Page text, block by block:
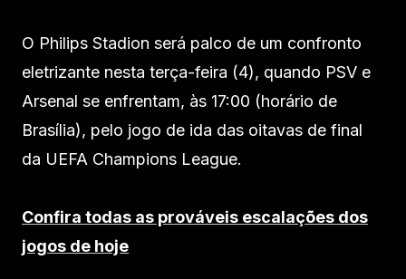
O Philips Stadion será palco de um confronto
eletrizante nesta terça-feira (4), quando PSV e
Arsenal se enfrentam, às 17:00 (horário de
Brasília), pelo jogo de ida das oitavas de final
da UEFA Champions League.
Confira todas as prováveis escalações dos
jogos de hoje